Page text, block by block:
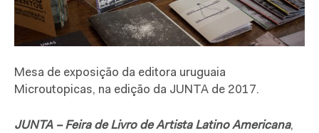
Mesa de exposição da editora uruguaia
Microutopicas, na edição da JUNTA de 2017.
JUNTA – Feira de Livro de Artista Latino Americana,